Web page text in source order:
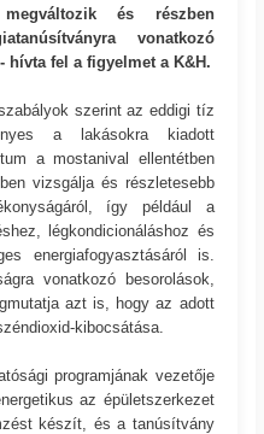
és részben
vonatkozó
hívta fel a figyelmet a K&H.
szerint az eddigi tíz
a lakásokra kiadott
a mostanival ellentétben
vizsgálja és részletesebb
így például a
légkondicionáláshoz és
energiafogyasztásáról is.
vonatkozó besorolások,
azt is, hogy az adott
kibocsátása.
programjának vezetője
az épületszerkezet
készít, és a tanúsítvány